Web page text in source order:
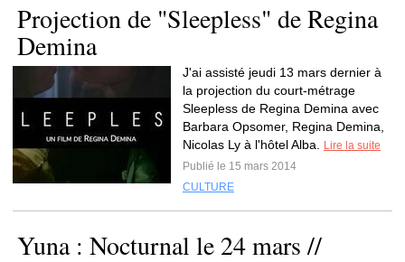
Projection de "Sleepless" de Regina
Demina
J'ai assisté jeudi 13 mars dernier à
la projection du court-métrage
Sleepless de Regina Demina avec
Barbara Opsomer, Regina Demina,
Nicolas Ly à l'hôtel Alba.
Lire la suite
Publié le 15 mars 2014
CULTURE
Yuna : Nocturnal le 24 mars //